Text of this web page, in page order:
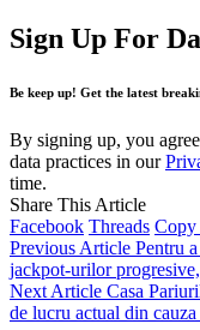
Sign Up For
Be keep up! Get the latest
By signing up, you
data practices in our
time.
Share This Article
Facebook Threads
Previous Article Pentru
jackpot-urilor
Next Article Casa
de lucru actual din